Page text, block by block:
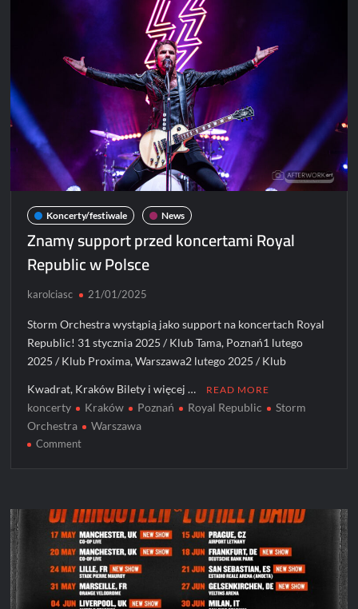
Koncerty/festiwale News
Znamy support przed koncertami Royal
Republic w Polsce
karolciasc 21/01/2025
Storm Orchestra wystąpią jako support na koncertach Royal
Republic! 31 stycznia 2025 / Klub Tama, Poznań1 lutego
2025 / Klub Proxima, Warszawa2 lutego 2025 / Klub
Kwadrat, Kraków Bilety i więcej … READ MORE
koncerty Kraków Poznań Royal Republic
Storm
Orchestra
Warszawa
Commenton
koncertami
Royal
Republic
w
Polsce